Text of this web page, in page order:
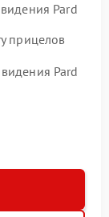
Pard
прицелов
Pard